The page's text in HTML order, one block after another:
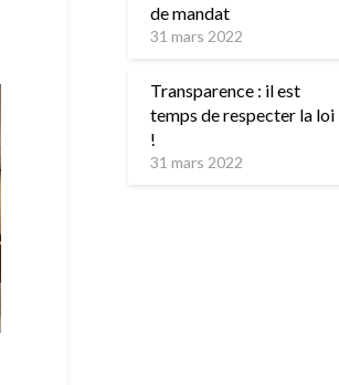
de mandat
31 mars 2022
Transparence : il est
temps de respecter la loi
!
31 mars 2022